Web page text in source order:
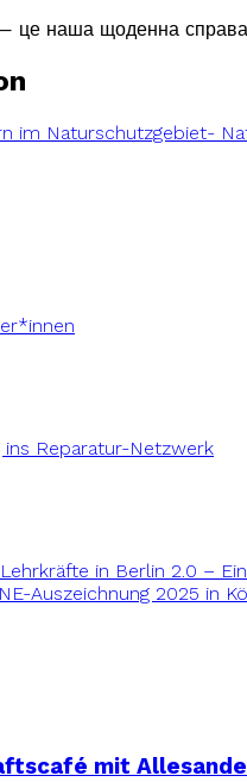
це наша щоденна
im Naturschutzgebiet-
ins Reparatur-Netzwerk
in Berlin 2.0 –
Auszeichnung 2025 in
mit